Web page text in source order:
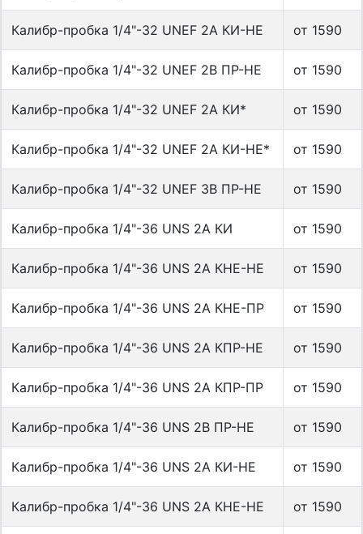
Калибр-пробка 1/4"-32 UNEF 2A КИ-НЕ от 1590
Калибр-пробка 1/4"-32 UNEF 2B ПР-НЕ от 1590
Калибр-пробка 1/4"-32 UNEF 2А КИ* от 1590
Калибр-пробка 1/4"-32 UNEF 2А КИ-НЕ* от 1590
Калибр-пробка 1/4"-32 UNEF 3B ПР-НЕ от 1590
Калибр-пробка 1/4"-36 UNS 2A КИ от 1590
Калибр-пробка 1/4"-36 UNS 2A КНЕ-НЕ от 1590
Калибр-пробка 1/4"-36 UNS 2A КНЕ-ПР от 1590
Калибр-пробка 1/4"-36 UNS 2A КПР-НЕ от 1590
Калибр-пробка 1/4"-36 UNS 2A КПР-ПР от 1590
Калибр-пробка 1/4"-36 UNS 2B ПР-НЕ от 1590
Калибр-пробка 1/4"-36 UNS 2А КИ-НЕ от 1590
Калибр-пробка 1/4"-36 UNS 2А КНЕ-НЕ от 1590